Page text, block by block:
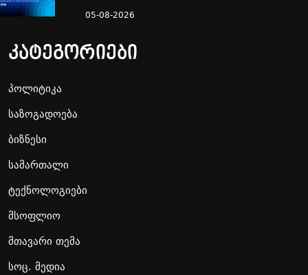
05-08-2026
კატეგორიები
პოლიტიკა
საზოგადოება
ბიზნესი
სამართალი
ტექნოლოგიები
მსოფლიო
მთავარი თემა
სოც. მედია